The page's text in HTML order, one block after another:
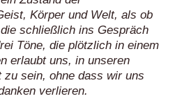
Körper und Welt, als ob
schließlich ins Gespräch
Töne, die plötzlich in einem
erlaubt uns, in unseren
zu sein, ohne dass wir uns
verlieren.